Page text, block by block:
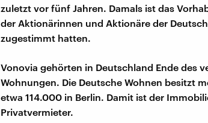
zuletzt vor fünf Jahren. Damals ist das
der Aktionärinnen und Aktionäre der
zugestimmt hatten.
Vonovia gehörten in Deutschland Ende des
Wohnungen. Die Deutsche Wohnen besitzt
etwa 114.000 in Berlin. Damit ist der
Privatvermieter.